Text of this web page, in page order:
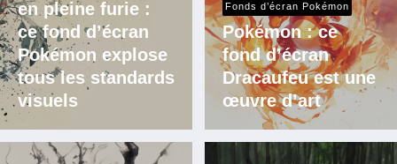
en pleine furie :
ce fond d’écran
Pokémon explose
tous les standards
visuels
Fonds d’écran Pokémon
Pokémon : ce
fond d’écran
Dracaufeu est une
œuvre d’art